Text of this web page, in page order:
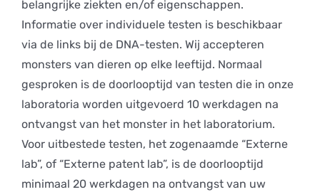
belangrijke ziekten en/of eigenschappen.
Informatie over individuele testen is beschikbaar
via de links bij de DNA-testen. Wij accepteren
monsters van dieren op elke leeftijd. Normaal
gesproken is de doorlooptijd van testen die in onze
laboratoria worden uitgevoerd 10 werkdagen na
ontvangst van het monster in het laboratorium.
Voor uitbestede testen, het zogenaamde “Externe
lab”, of “Externe patent lab”, is de doorlooptijd
minimaal 20 werkdagen na ontvangst van uw